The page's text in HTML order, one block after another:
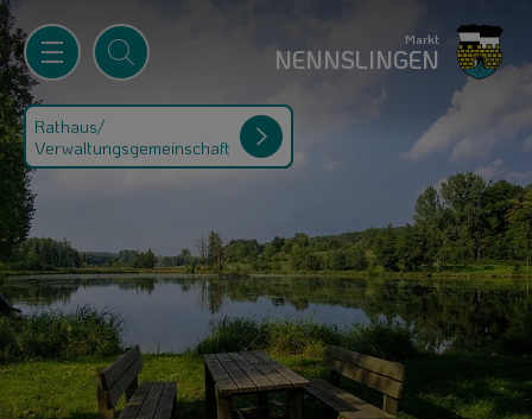
Markt
NENNSLINGEN
Rathaus/
Verwaltungsgemeinschaft